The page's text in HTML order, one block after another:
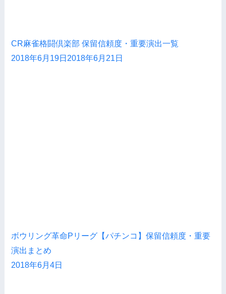
CR麻雀格闘倶楽部 保留信頼度・重要演出一覧
2018年6月19日 2018年6月21日
ボウリング革命Pリーグ【パチンコ】保留信頼度・重要
演出まとめ
2018年6月4日